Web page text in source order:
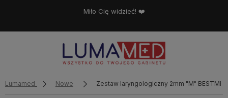
Miło Cię widzieć! ❤️
Lumamed Nowe Zestaw laryngologiczny 2mm "M" BESTMED